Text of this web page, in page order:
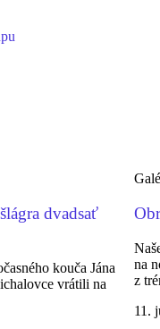
dvadsať
kouča Jána
vrátili na
na
z
11.